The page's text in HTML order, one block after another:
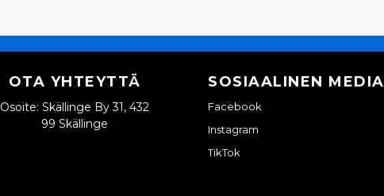
OTA YHTEYTTÄ
Osoite: Skällinge By 31, 432
99 Skällinge
SOSIAALINEN MEDIA
Facebook
Instagram
TikTok